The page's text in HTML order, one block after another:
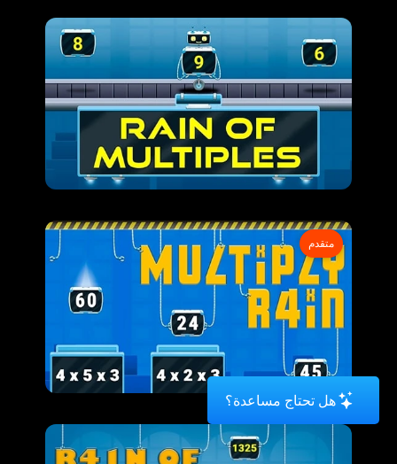
متقدم
هل تحتاج مساعدة؟